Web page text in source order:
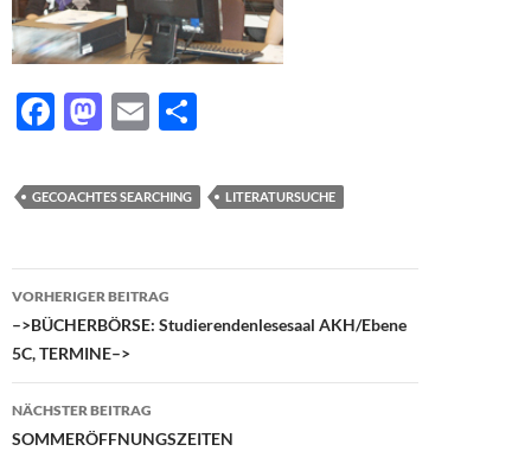
F
e
o
o
k
M
to
o
n
E
ail le
GECOACHTES SEARCHING LITERATURSUCHE
Beitragsnavigation
VORHERIGER BEITRAG
–>BÜCHERBÖRSE: Studierendenlesesaal AKH/Ebene
5C, TERMINE–>
NÄCHSTER BEITRAG
SOMMERÖFFNUNGSZEITEN